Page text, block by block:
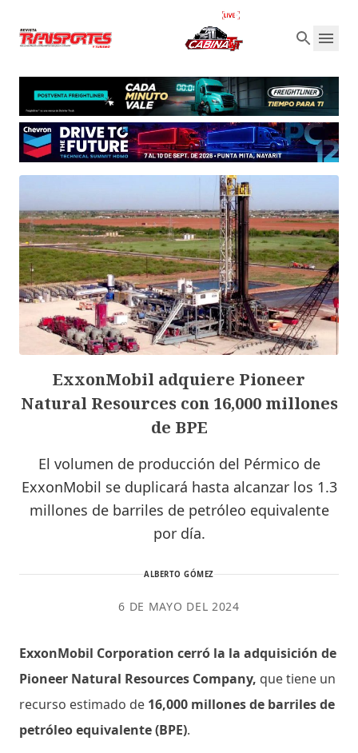
ExxonMobil adquiere Pioneer
Natural Resources con 16,000 millones
de BPE
El volumen de producción del Pérmico de
ExxonMobil se duplicará hasta alcanzar los 1.3
millones de barriles de petróleo equivalente
por día.
ALBERTO GÓMEZ
6 DE MAYO DEL 2024
ExxonMobil Corporation cerró la la adquisición de
Pioneer Natural Resources Company, que tiene un
recurso estimado de 16,000 millones de barriles de
petróleo equivalente (BPE).